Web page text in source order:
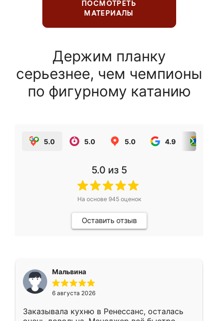
ПОСМОТРЕТЬ
МАТЕРИАЛЫ
Держим планку
серьезнее, чем чемпионы
по фигурному катанию
5.0 5.0 5.0 4.9
5.0 из 5
На основе 945оценок
Оставить отзыв
Мальвина
6 августа 2026
Заказывала кухню в Ренессанс, осталась